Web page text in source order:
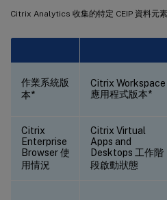
Citrix Analytics 收集的特定 CEIP 資料元素
作業系統版
本*
Citrix Workspace
應用程式版本*
Citrix
Enterprise
Browser 使
用情況
Citrix Virtual
Apps and
Desktops 工作階
段啟動狀態